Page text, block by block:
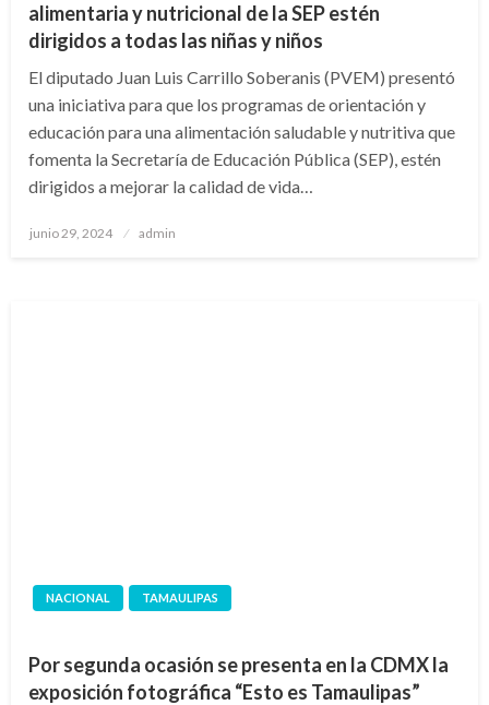
alimentaria y nutricional de la SEP estén
dirigidos a todas las niñas y niños
El diputado Juan Luis Carrillo Soberanis (PVEM) presentó
una iniciativa para que los programas de orientación y
educación para una alimentación saludable y nutritiva que
fomenta la Secretaría de Educación Pública (SEP), estén
dirigidos a mejorar la calidad de vida…
Publicado
junio 29, 2024 admin
NACIONAL TAMAULIPAS
Por segunda ocasión se presenta en la CDMX la
exposición fotográfica “Esto es Tamaulipas”